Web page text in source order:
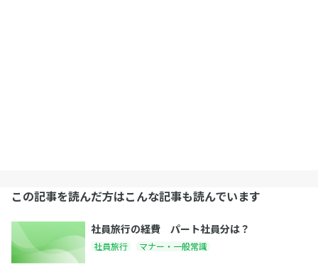
この記事を読んだ方はこんな記事も読んでいます
社員旅行の経費 パート社員分は？
社員旅行 マナー・一般常識